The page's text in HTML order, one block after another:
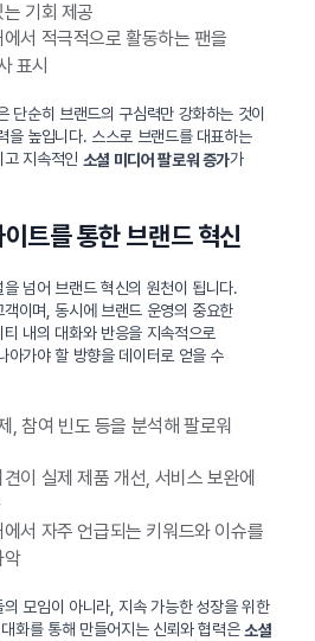
기회 제공
서 적극적으로 활동하는 팬을
표시
단순히 브랜드의 구심력만 강화하는 것이
을 높입니다. 스스로 브랜드를 대표하는
지속적인 소셜 미디어 팔로워 증가가
트를 통한 브랜드 혁신
넘어 브랜드 혁신의 원천이 됩니다.
이며, 동시에 브랜드 운영의 중요한
내의 대화와 반응을 지속적으로
아가야 할 방향을 데이터로 얻을 수
, 참여 빈도 등을 분석해 팔로워
이 실제 제품 개선, 서비스 보완에
서 자주 언급되는 키워드와 이슈를
악
모임이 아니라, 지속 가능한 성장을 위한
화를 통해 만들어지는 신뢰와 협력은소셜